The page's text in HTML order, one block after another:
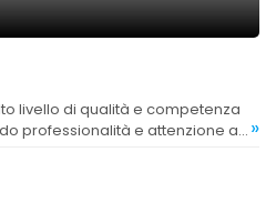
professionalità e attenzione ai »